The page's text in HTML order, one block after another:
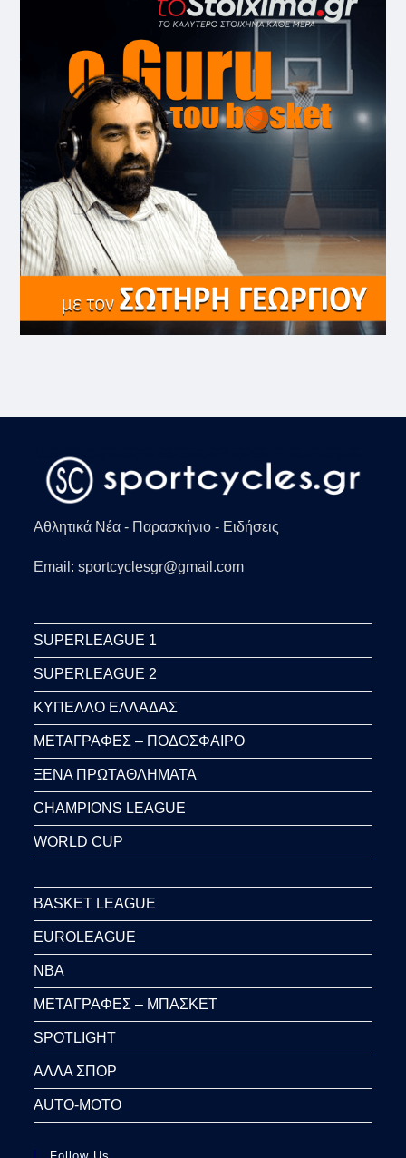
Αθλητικά Νέα - Παρασκήνιο - Ειδήσεις
Email: sportcyclesgr@gmail.com
SUPERLEAGUE 1
SUPERLEAGUE 2
ΚΥΠΕΛΛΟ ΕΛΛΑΔΑΣ
ΜΕΤΑΓΡΑΦΕΣ – ΠΟΔΟΣΦΑΙΡΟ
ΞΕΝΑ ΠΡΩΤΑΘΛΗΜΑΤΑ
CHAMPIONS LEAGUE
WORLD CUP
BASKET LEAGUE
EUROLEAGUE
NBA
ΜΕΤΑΓΡΑΦΕΣ – ΜΠΑΣΚΕΤ
SPOTLIGHT
ΑΛΛΑ ΣΠΟΡ
AUTO-MOTO